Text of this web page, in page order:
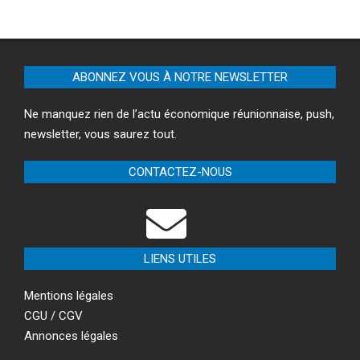
ABONNEZ VOUS À NOTRE NEWSLETTER
Ne manquez rien de l’actu économique réunionnaise, push,
newsletter, vous saurez tout.
CONTACTEZ-NOUS
LIENS UTILES
Mentions légales
CGU / CGV
Annonces légales